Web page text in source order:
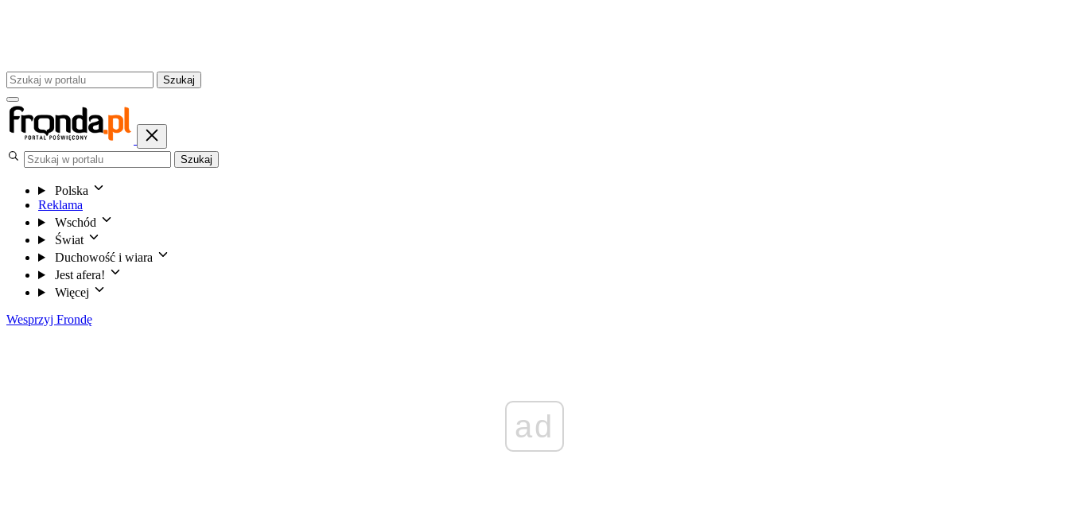
Szukaj
Szukaj
Polska
Reklama
Wschód
Świat
Duchowość i wiara
Jest afera!
Więcej
Wesprzyj Frondę
ad